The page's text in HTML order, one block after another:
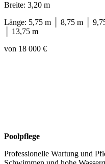
Breite: 3,20 m
Länge: 5,75 m │ 8,75 m │
│ 13,75 m
von 18 000 €
Poolpflege
Professionelle Wartung und